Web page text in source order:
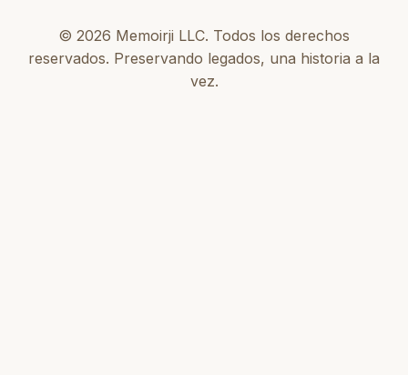
© 2026 Memoirji LLC. Todos los derechos
reservados. Preservando legados, una historia a la
vez.